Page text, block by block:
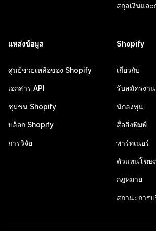
สกุลเงินแล
แหล่งข้อมูล
ศูนย์ช่วยเหลือของ Shopify
เอกสาร API
ชุมชน Shopify
บล็อก Shopify
การวิจัย
Shopify
เกี่ยวกับ
รับสมัครงาน
นักลงทุน
สื่อสิ่งพิมพ์
พาร์ทเนอร์
ตัวแทนโฆษ
กฎหมาย
สถานะการบ